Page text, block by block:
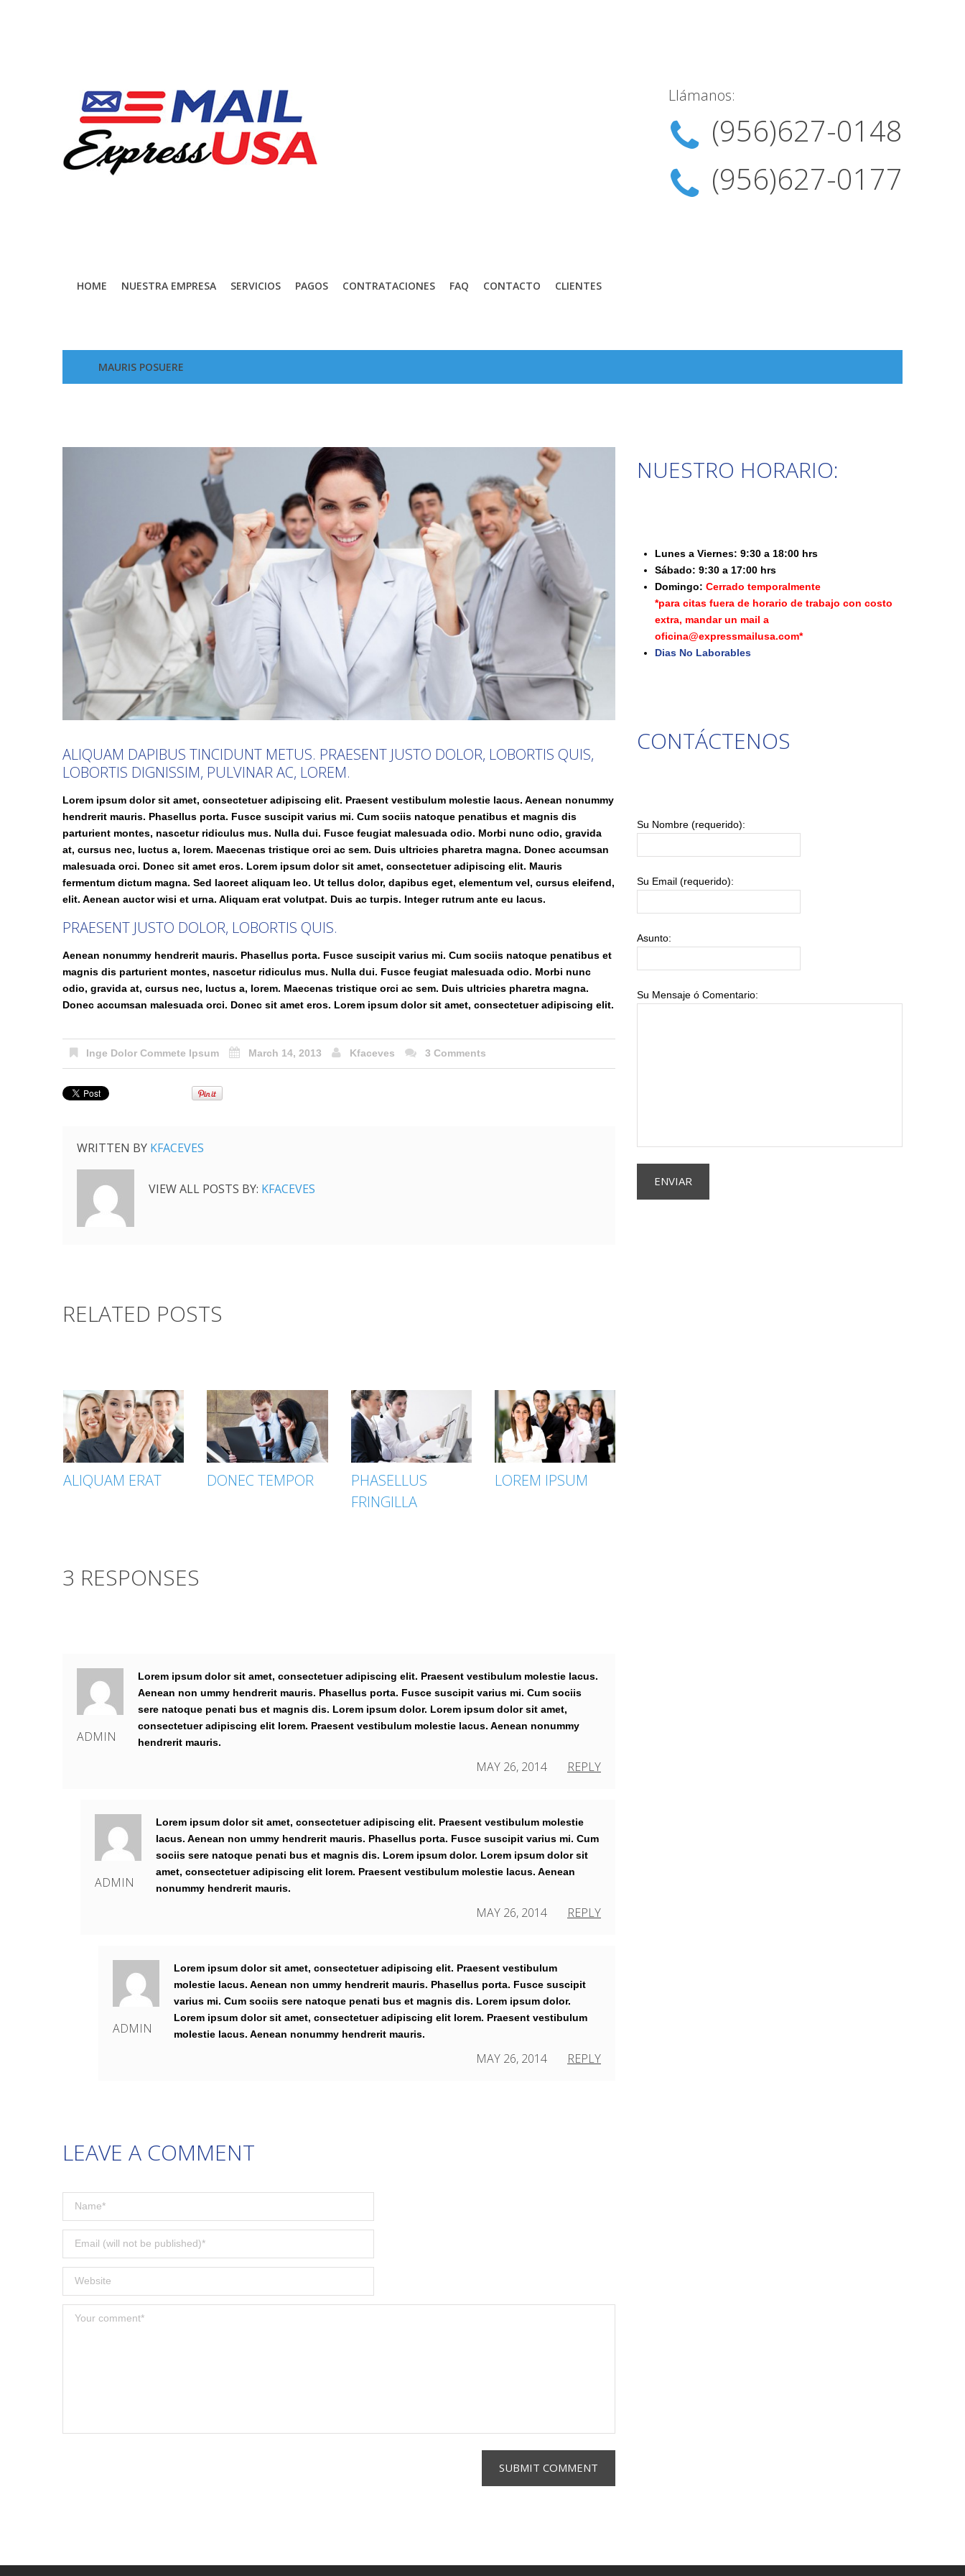
Llámanos:
(956)627-0148
(956)627-0177
HOME NUESTRA EMPRESA SERVICIOS PAGOS CONTRATACIONES FAQ CONTACTO CLIENTES
MAURIS POSUERE
ALIQUAM DAPIBUS TINCIDUNT METUS. PRAESENT JUSTO DOLOR, LOBORTIS QUIS,
LOBORTIS DIGNISSIM, PULVINAR AC, LOREM.
Lorem ipsum dolor sit amet, consectetuer adipiscing elit. Praesent vestibulum molestie lacus. Aenean nonummy
hendrerit mauris. Phasellus porta. Fusce suscipit varius mi. Cum sociis natoque penatibus et magnis dis
parturient montes, nascetur ridiculus mus. Nulla dui. Fusce feugiat malesuada odio. Morbi nunc odio, gravida
at, cursus nec, luctus a, lorem. Maecenas tristique orci ac sem. Duis ultricies pharetra magna. Donec accumsan
malesuada orci. Donec sit amet eros. Lorem ipsum dolor sit amet, consectetuer adipiscing elit. Mauris
fermentum dictum magna. Sed laoreet aliquam leo. Ut tellus dolor, dapibus eget, elementum vel, cursus eleifend,
elit. Aenean auctor wisi et urna. Aliquam erat volutpat. Duis ac turpis. Integer rutrum ante eu lacus.
PRAESENT JUSTO DOLOR, LOBORTIS QUIS.
Aenean nonummy hendrerit mauris. Phasellus porta. Fusce suscipit varius mi. Cum sociis natoque penatibus et
magnis dis parturient montes, nascetur ridiculus mus. Nulla dui. Fusce feugiat malesuada odio. Morbi nunc
odio, gravida at, cursus nec, luctus a, lorem. Maecenas tristique orci ac sem. Duis ultricies pharetra magna.
Donec accumsan malesuada orci. Donec sit amet eros. Lorem ipsum dolor sit amet, consectetuer adipiscing elit.
Inge Dolor Commete Ipsum March 14, 2013 Kfaceves 3 Comments
WRITTEN BY KFACEVES
VIEW ALL POSTS BY: KFACEVES
RELATED POSTS
ALIQUAM ERAT DONEC TEMPOR
PHASELLUS
FRINGILLA
LOREM IPSUM
3 RESPONSES
ADMIN
Lorem ipsum dolor sit amet, consectetuer adipiscing elit. Praesent vestibulum molestie lacus.
Aenean non ummy hendrerit mauris. Phasellus porta. Fusce suscipit varius mi. Cum sociis
sere natoque penati bus et magnis dis. Lorem ipsum dolor. Lorem ipsum dolor sit amet,
consectetuer adipiscing elit lorem. Praesent vestibulum molestie lacus. Aenean nonummy
hendrerit mauris.
REPLY
MAY 26, 2014
ADMIN
Lorem ipsum dolor sit amet, consectetuer adipiscing elit. Praesent vestibulum molestie
lacus. Aenean non ummy hendrerit mauris. Phasellus porta. Fusce suscipit varius mi. Cum
sociis sere natoque penati bus et magnis dis. Lorem ipsum dolor. Lorem ipsum dolor sit
amet, consectetuer adipiscing elit lorem. Praesent vestibulum molestie lacus. Aenean
nonummy hendrerit mauris.
REPLY
MAY 26, 2014
ADMIN
Lorem ipsum dolor sit amet, consectetuer adipiscing elit. Praesent vestibulum
molestie lacus. Aenean non ummy hendrerit mauris. Phasellus porta. Fusce suscipit
varius mi. Cum sociis sere natoque penati bus et magnis dis. Lorem ipsum dolor.
Lorem ipsum dolor sit amet, consectetuer adipiscing elit lorem. Praesent vestibulum
molestie lacus. Aenean nonummy hendrerit mauris.
REPLY
MAY 26, 2014
LEAVE A COMMENT
NUESTRO HORARIO:
Lunes a Viernes: 9:30 a 18:00 hrs
Sábado: 9:30 a 17:00 hrs
Domingo: Cerrado temporalmente
*para citas fuera de horario de trabajo con costo
extra, mandar un mail a
oficina@expressmailusa.com*
Dias No Laborables
CONTÁCTENOS
Su Nombre (requerido):
Su Email (requerido):
Asunto:
Su Mensaje ó Comentario: